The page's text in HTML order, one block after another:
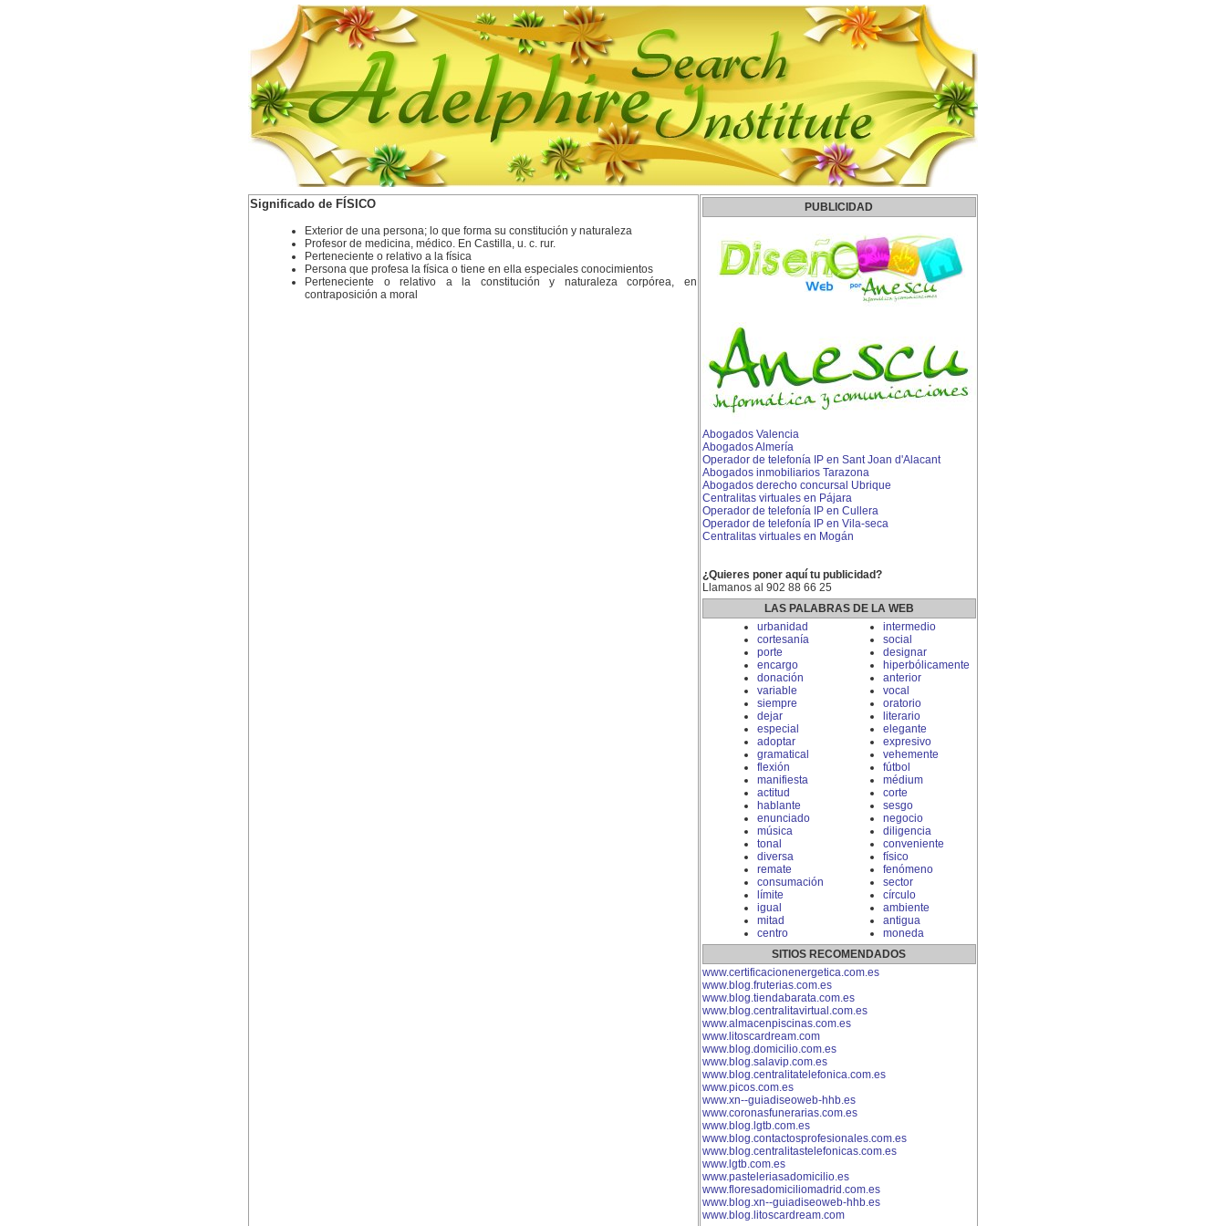
Significado de FÍSICO
Exterior de una persona; lo que forma su constitución y naturaleza
Profesor de medicina, médico. En Castilla, u. c. rur.
Perteneciente o relativo a la física
Persona que profesa la física o tiene en ella especiales conocimientos
Perteneciente o relativo a la constitución y naturaleza corpórea, en
contraposición a moral
PUBLICIDAD
Abogados Valencia
Abogados Almería
Operador de telefonía IP en Sant Joan d'Alacant
Abogados inmobiliarios Tarazona
Abogados derecho concursal Ubrique
Centralitas virtuales en Pájara
Operador de telefonía IP en Cullera
Operador de telefonía IP en Vila-seca
Centralitas virtuales en Mogán
¿Quieres poner aquí tu publicidad?
Llamanos al 902 88 66 25
LAS PALABRAS DE LA WEB
urbanidad
cortesanía
porte
encargo
donación
variable
siempre
dejar
especial
adoptar
gramatical
flexión
manifiesta
actitud
hablante
enunciado
música
tonal
diversa
remate
consumación
límite
igual
mitad
centro
intermedio
social
designar
hiperbólicamente
anterior
vocal
oratorio
literario
elegante
expresivo
vehemente
fútbol
médium
corte
sesgo
negocio
diligencia
conveniente
físico
fenómeno
sector
círculo
ambiente
antigua
moneda
SITIOS RECOMENDADOS
www.certificacionenergetica.com.es
www.blog.fruterias.com.es
www.blog.tiendabarata.com.es
www.blog.centralitavirtual.com.es
www.almacenpiscinas.com.es
www.litoscardream.com
www.blog.domicilio.com.es
www.blog.salavip.com.es
www.blog.centralitatelefonica.com.es
www.picos.com.es
www.xn--guiadiseoweb-hhb.es
www.coronasfunerarias.com.es
www.blog.lgtb.com.es
www.blog.contactosprofesionales.com.es
www.blog.centralitastelefonicas.com.es
www.lgtb.com.es
www.pasteleriasadomicilio.es
www.floresadomiciliomadrid.com.es
www.blog.xn--guiadiseoweb-hhb.es
www.blog.litoscardream.com